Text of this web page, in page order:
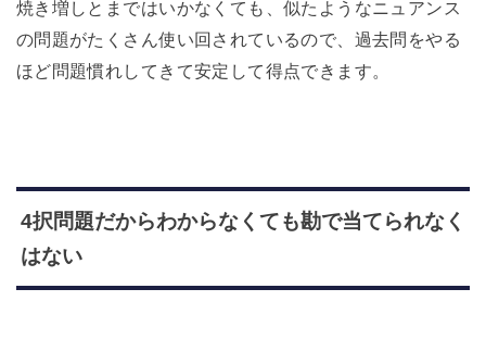
焼き増しとまではいかなくても、似たようなニュアンス
の問題がたくさん使い回されているので、過去問をやる
ほど問題慣れしてきて安定して得点できます。
4択問題だからわからなくても勘で当てられなく
はない